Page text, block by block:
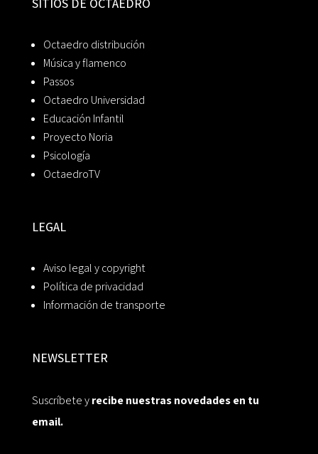
SITIOS DE OCTAEDRO
Octaedro distribución
Música y flamenco
Passos
Octaedro Universidad
Educación Infantil
Proyecto Noria
Psicología
OctaedroTV
LEGAL
Aviso legal y copyright
Política de privacidad
Información de transporte
NEWSLETTER
Suscríbete yrecibe nuestras novedades en tu
email.